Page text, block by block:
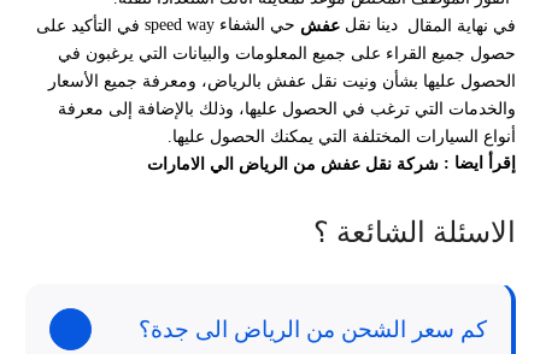
في نهاية المقال دينا نقل عفش حي الشفاء speed way
في التأكيد على
حصول جميع القراء على جميع المعلومات والبيانات التي يرغبون في
الحصول عليها بشأن ونيت نقل عفش بالرياض، ومعرفة جميع الأسعار
والخدمات التي ترغب في الحصول عليها، وذلك بالإضافة إلى معرفة
أنواع السيارات المختلفة التي يمكنك الحصول عليها.
إقرأ ايضا : شركة نقل عفش من الرياض الي الامارات
الاسئلة الشائعة ؟
كم سعر الشحن من الرياض الى جدة؟